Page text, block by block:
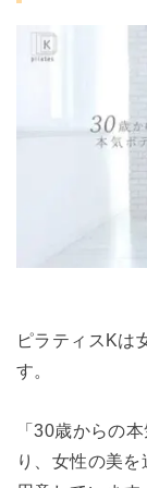
ピラティスKは
す。
「30歳からの
り、女性の美